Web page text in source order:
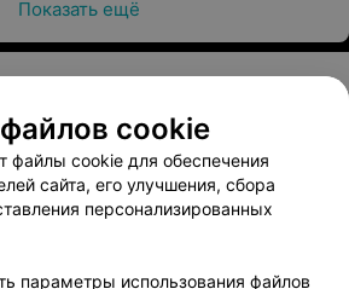
Показать ещё
проекта
Размещение рекламы
Публичный договор
соглашение
Способы оплаты
cookie
файлы cookie для обеспечения
сайта, его улучшения, сбора
персонализированных
параметры использования файлов